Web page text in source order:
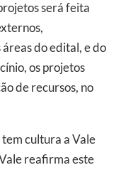
será feita
do edital, e do
os projetos
de recursos, no
cultura a Vale
reafirma este